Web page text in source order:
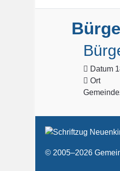
Datum
Ort
© 2005–2026